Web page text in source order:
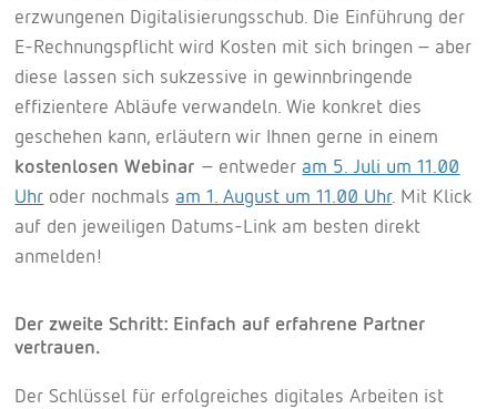
erzwungenen Digitalisierungsschub. Die Einführung der
E-Rechnungspflicht wird Kosten mit sich bringen – aber
diese lassen sich sukzessive in gewinnbringende
effizientere Abläufe verwandeln. Wie konkret dies
geschehen kann, erläutern wir Ihnen gerne in einem
kostenlosen Webinar – entweder am 5. Juli um 11.00
Uhr oder nochmals am 1. August um 11.00 Uhr. Mit Klick
auf den jeweiligen Datums-Link am besten direkt
anmelden!
Der zweite Schritt: Einfach auf erfahrene Partner
vertrauen.
Der Schlüssel für erfolgreiches digitales Arbeiten ist